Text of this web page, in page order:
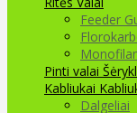
Feeder
Pinti valai
Kabliukai
Dalgeliai